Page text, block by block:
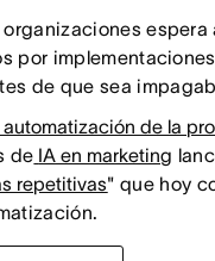
organizaciones
por
de que sea
automatización de la
de IA en marketing
repetitivas" que hoy